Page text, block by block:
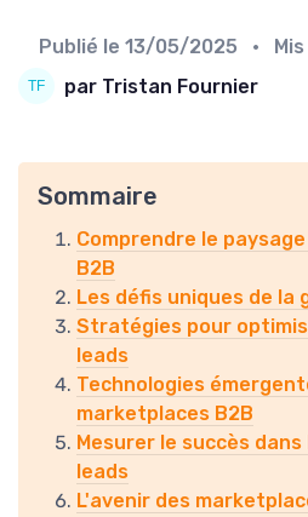
Publié le 13/05/2025 •
par Tristan Fournier
Sommaire
Comprendre le
B2B
Les défis uniques de la
Stratégies pour
leads
Technologies
marketplaces B2B
Mesurer le succès
leads
L'avenir des